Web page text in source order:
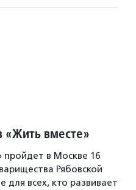
«Жить вместе»
пройдет в Москве 16
Рябовской
для всех, кто развивает